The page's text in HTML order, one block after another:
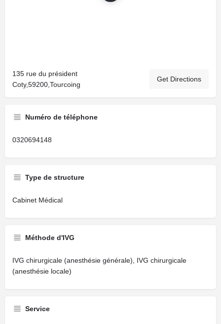
135 rue du président
Coty,59200,Tourcoing
Get Directions
Numéro de téléphone
0320694148
Type de structure
Cabinet Médical
Méthode d'IVG
IVG chirurgicale (anesthésie générale), IVG chirurgicale
(anesthésie locale)
Service